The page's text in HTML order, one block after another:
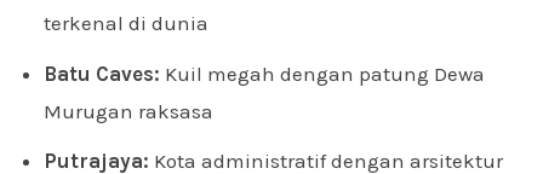
terkenal di dunia
Batu Caves: Kuil megah dengan patung Dewa
Murugan raksasa
Putrajaya: Kota administratif dengan arsitektur